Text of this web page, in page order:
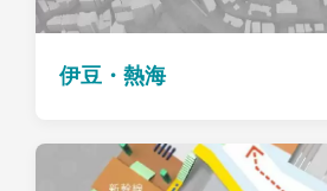
伊豆・熱海